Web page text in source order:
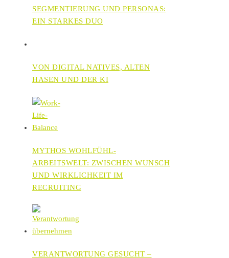
SEGMENTIERUNG UND PERSONAS:
EIN STARKES DUO
VON DIGITAL NATIVES, ALTEN
HASEN UND DER KI
MYTHOS WOHLFÜHL-
ARBEITSWELT: ZWISCHEN WUNSCH
UND WIRKLICHKEIT IM
RECRUITING
VERANTWORTUNG GESUCHT –